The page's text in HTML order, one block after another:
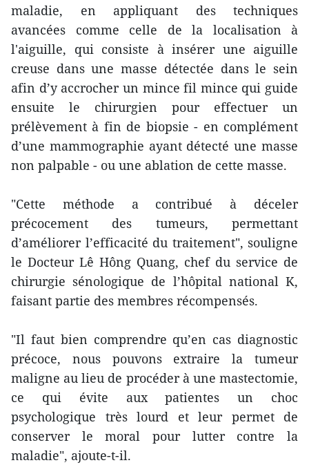
maladie, en appliquant des techniques
avancées comme celle de la localisation à
l'aiguille, qui consiste à insérer une aiguille
creuse dans une masse détectée dans le sein
afin d’y accrocher un mince fil mince qui guide
ensuite le chirurgien pour effectuer un
prélèvement à fin de biopsie - en complément
d’une mammographie ayant détecté une masse
non palpable - ou une ablation de cette masse.
"Cette méthode a contribué à déceler
précocement des tumeurs, permettant
d’améliorer l’efficacité du traitement", souligne
le Docteur Lê Hông Quang, chef du service de
chirurgie sénologique de l’hôpital national K,
faisant partie des membres récompensés.
"Il faut bien comprendre qu’en cas diagnostic
précoce, nous pouvons extraire la tumeur
maligne au lieu de procéder à une mastectomie,
ce qui évite aux patientes un choc
psychologique très lourd et leur permet de
conserver le moral pour lutter contre la
maladie", ajoute-t-il.